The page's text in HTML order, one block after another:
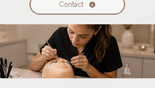
Contact